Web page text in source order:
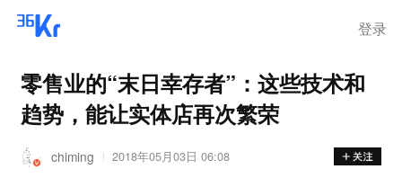
登录
零售业的“末日幸存者”：这些技术和
趋势，能让实体店再次繁荣
chiming 2018年05月03日 06:08